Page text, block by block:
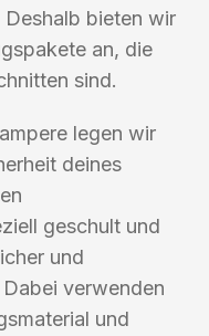
Deshalb bieten wir
an, die
sind.
legen wir
deines
geschult und
und
verwenden
und